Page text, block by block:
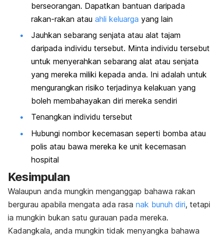
berseorangan. Dapatkan bantuan daripada
rakan-rakan atau ahli keluarga yang lain
Jauhkan sebarang senjata atau alat tajam
daripada individu tersebut. Minta individu tersebut
untuk menyerahkan sebarang alat atau senjata
yang mereka miliki kepada anda. Ini adalah untuk
mengurangkan risiko terjadinya kelakuan yang
boleh membahayakan diri mereka sendiri
Tenangkan individu tersebut
Hubungi nombor kecemasan seperti bomba atau
polis atau bawa mereka ke unit kecemasan
hospital
Kesimpulan
Walaupun anda mungkin menganggap bahawa rakan
bergurau apabila mengata ada rasa nak bunuh diri, tetapi
ia mungkin bukan satu gurauan pada mereka.
Kadangkala, anda mungkin tidak menyangka bahawa